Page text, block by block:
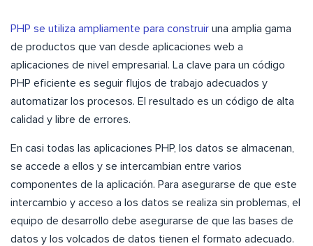
PHP se utiliza ampliamente para construir una amplia gama
de productos que van desde aplicaciones web a
aplicaciones de nivel empresarial. La clave para un código
PHP eficiente es seguir flujos de trabajo adecuados y
automatizar los procesos. El resultado es un código de alta
calidad y libre de errores.
En casi todas las aplicaciones PHP, los datos se almacenan,
se accede a ellos y se intercambian entre varios
componentes de la aplicación. Para asegurarse de que este
intercambio y acceso a los datos se realiza sin problemas, el
equipo de desarrollo debe asegurarse de que las bases de
datos y los volcados de datos tienen el formato adecuado.